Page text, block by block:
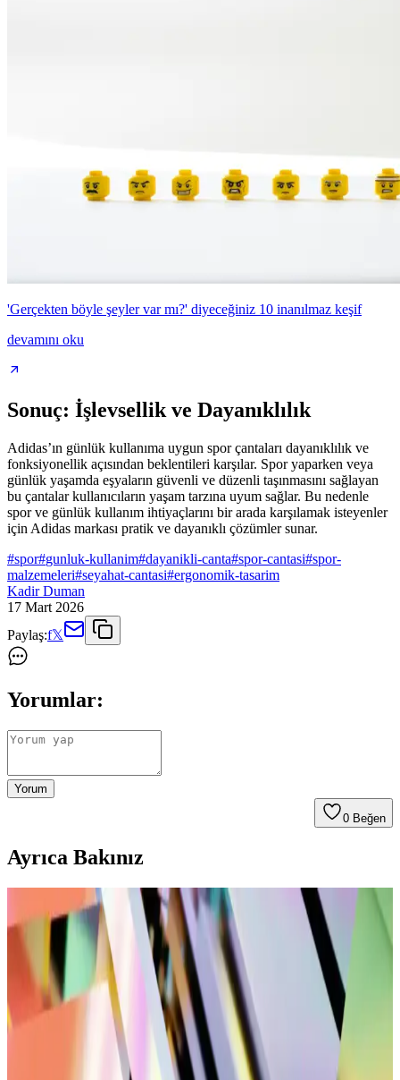
'Gerçekten böyle şeyler var mı?' diyeceğiniz 10 inanılmaz keşif
devamını oku
Sonuç: İşlevsellik ve Dayanıklılık
Adidas’ın günlük kullanıma uygun spor çantaları dayanıklılık ve
fonksiyonellik açısından beklentileri karşılar. Spor yaparken veya
günlük yaşamda eşyaların güvenli ve düzenli taşınmasını sağlayan
bu çantalar kullanıcıların yaşam tarzına uyum sağlar. Bu nedenle
spor ve günlük kullanım ihtiyaçlarını bir arada karşılamak isteyenler
için Adidas markası pratik ve dayanıklı çözümler sunar.
#spor#gunluk-kullanim#dayanikli-canta#spor-cantasi#spor-
malzemeleri#seyahat-cantasi#ergonomik-tasarim
Kadir Duman
17 Mart 2026
Paylaş:f𝕏
Yorumlar:
Yorum
0 Beğen
Ayrıca Bakınız
Spor Çanta Modelleri: Büyük ve Orta Boy
Seçeneklerin Karşılaştırması ve Kullanım Alanları
Büyük ve orta boy spor çantalarının özellikleri, kullanım alanları ve
seçim ipuçlarıyla, ihtiyaçlarınıza en uygun modeli belirlemenize
yardımcı oluyoruz.
U.S. Polo Assn. Jojo Sneakers Günlük Şıklık ve
Konfor Sunan Modern Tasarım Spor Ayakkabısı